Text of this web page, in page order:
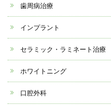
歯周病治療
インプラント
セラミック・ラミネート治療
ホワイトニング
口腔外科